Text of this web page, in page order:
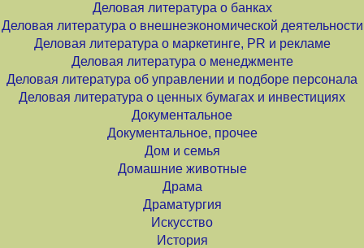
Деловая литература о банках
Деловая литература о внешнеэкономической деятельности
Деловая литература о маркетинге, PR и рекламе
Деловая литература о менеджменте
Деловая литература об управлении и подборе персонала
Деловая литература о ценных бумагах и инвестициях
Документальное
Документальное, прочее
Дом и семья
Домашние животные
Драма
Драматургия
Искусство
История